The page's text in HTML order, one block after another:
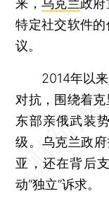
来，乌克兰政府
特定社交软件
议。
2014年以来
对抗，围绕着
东部亲俄武装
级。乌克兰政
亚，还在背后
动“独立”诉求。